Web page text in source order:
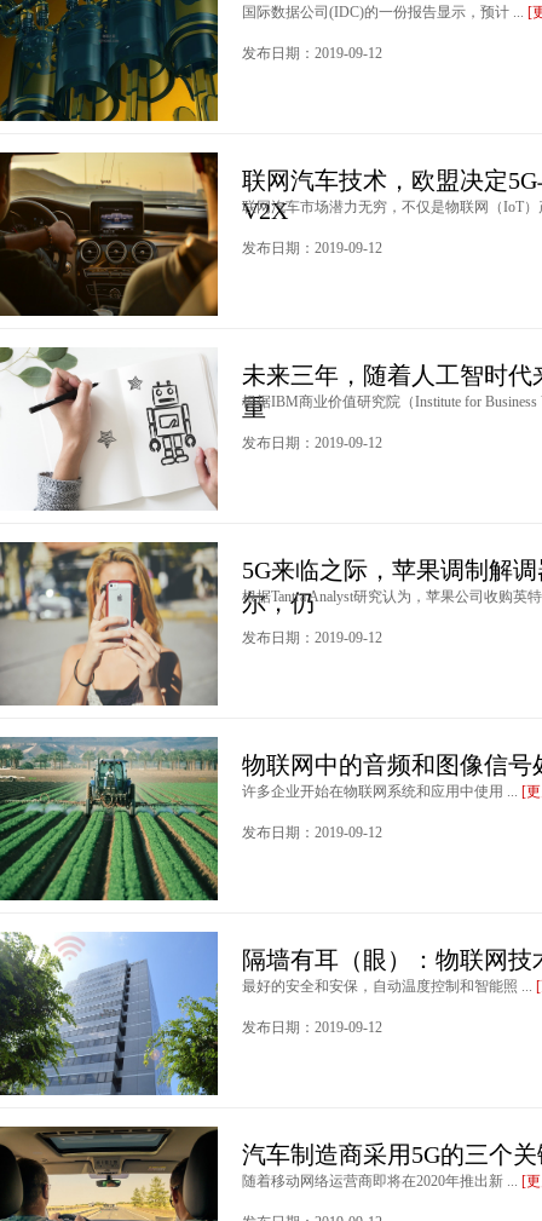
国际数据公司(IDC)的一份报告显示，预计 ... [
发布日期：2019-09-12
联网汽车技术，欧盟决定
V2X
联网汽车市场潜力无穷，不仅是物联网（IoT
发布日期：2019-09-12
未来三年，随着人工智时
重
根据IBM商业价值研究院（Institute for Business
发布日期：2019-09-12
5G来临之际，苹果调制解
尔，仍
根据Tantra Analyst研究认为，苹果公司收购英
发布日期：2019-09-12
物联网中的音频和图像信
许多企业开始在物联网系统和应用中使用 ... [
发布日期：2019-09-12
隔墙有耳（眼）：物联网
最好的安全和安保，自动温度控制和智能照 ...
发布日期：2019-09-12
汽车制造商采用5G的三个
随着移动网络运营商即将在2020年推出新 ... [